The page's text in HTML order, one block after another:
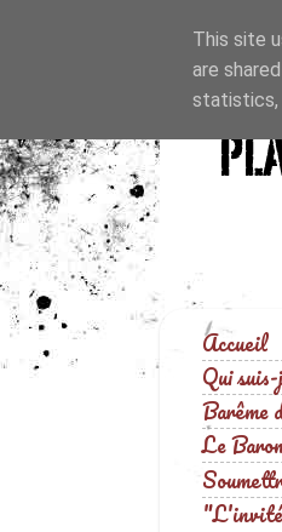
Accueil
Qui
Barême
Le
"L'invité
This site
are
statistics,